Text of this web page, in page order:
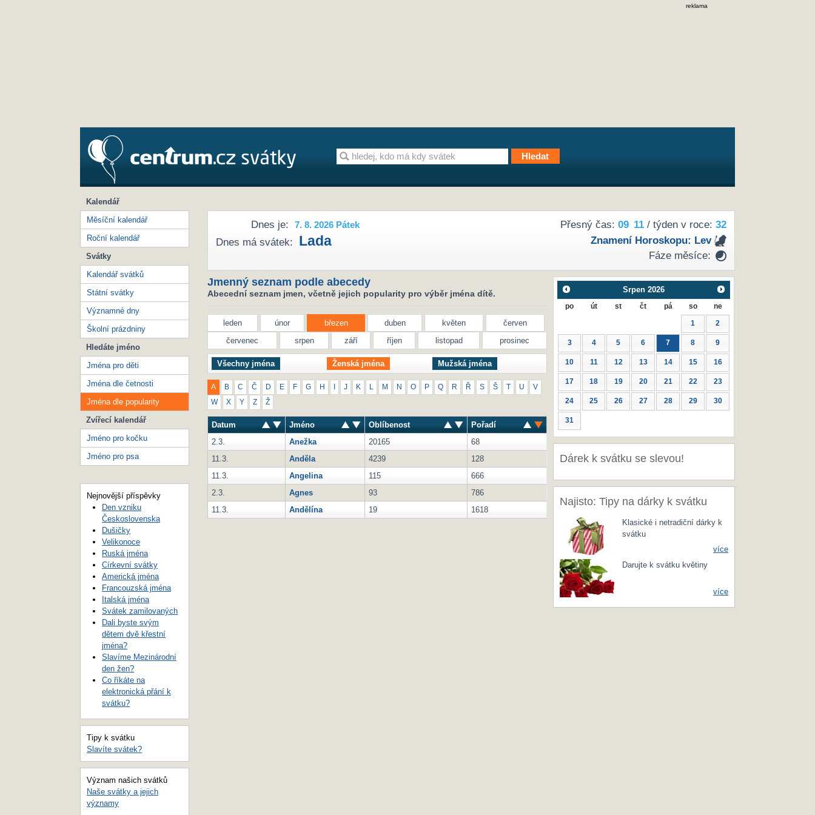
reklama
Přesný čas: 09 11/ týden v roce: 32
Znamení Horoskopu: Lev
Fáze měsíce:
Dnes je: 7. 8. 2026 Pátek
Dnes má svátek: Lada
Jmenný seznam podle abecedy
Abecední seznam jmen, včetně jejich popularity pro výběr jména dítě.
leden únor březen duben květen
červen
červenec
srpen září říjen listopad prosinec
Všechny jména Ženská jména Mužská jména
A B C Č D E F G H J K M N O P Q R Ř S Š U V
W X Y Z Ž
Datum Jméno Oblíbenost
Pořadí
2.3.
Anežka 20165
68
11.3.
Anděla 4239
128
11.3.
Angelina 115
666
2.3.
Agnes 93
786
11.3.
Andělína 19 1618
Srpen 2026
po út st čt pá so ne
1 2
3 4 5 6 7 8 9
10 11 12 13 14 15 16
17 18 19 20 21 22 23
24 25 26 27 28 29 30
31
Dárek k svátku se slevou!
Najisto: Tipy na dárky k svátku
Klasické i netradiční dárky k
svátku
více
Darujte k svátku květiny
více
Kalendář
Měsíční kalendář
Roční kalendář
Svátky
Kalendář svátků
Státní svátky
Významné dny
Školní prázdniny
Hledáte jméno
Jména pro děti
Jména dle četnosti
Jména dle popularity
Zvířecí kalendář
Jméno pro kočku
Jméno pro psa
Nejnovější příspěvky
Den vzniku
Československa
Dušičky
Velikonoce
Ruská jména
Církevní svátky
Americká jména
Francouzská jména
Italská jména
Svátek zamilovaných
Dali byste svým
dětem dvě křestní
jména?
Slavíme Mezinárodní
den žen?
Co říkáte na
elektronická přání k
svátku?
Tipy k svátku
Slavíte svátek?
Význam našich svátků
Naše svátky a jejich
významy